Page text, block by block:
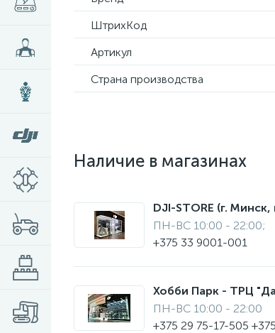
ШтрихКод
Артикул
Страна производства
Наличие в магазинах
DJI-STORE (г.
ПН-ВС 10:00 - 22:00;
+375 33 9001-001
Хобби Парк - ТРЦ
ПН-ВС 10:00 - 22:00
+375 29 75-17-505